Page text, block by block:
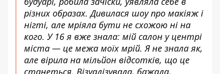
різних образах. Дивилася шоу про макіяж і
нігті, але мріяла бути не схожою ні на
кого. У 16 я вже знала: мій салон у центрі
міста — це межа моїх мрій. Я не знала як,
але вірила на мільйон відсотків, що це
станеться. Візуалізувала, бажала,